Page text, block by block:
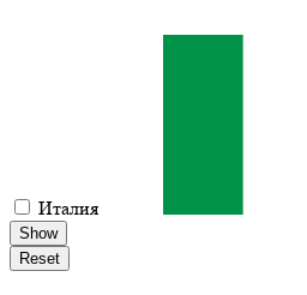
Италия
Show
Reset